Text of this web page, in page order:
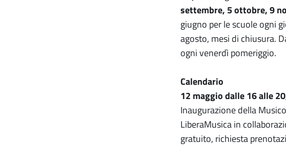
settembre, 5 ottobre, 9
giugno per le scuole ogni
agosto, mesi di chiusura.
ogni venerdì pomeriggio.
Calendario
12 maggio dalle 16 alle
Inaugurazione della
LiberaMusica in
gratuito, richiesta